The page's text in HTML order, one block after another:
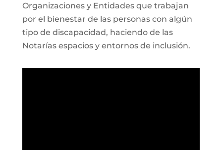
Organizaciones y Entidades que trabajan
por el bienestar de las personas con algún
tipo de discapacidad, haciendo de las
Notarías espacios y entornos de inclusión.